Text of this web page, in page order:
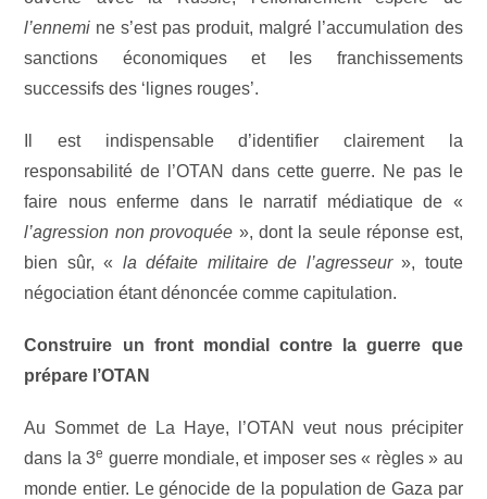
l’ennemi ne s’est pas produit, malgré l’accumulation des
sanctions économiques et les franchissements
successifs des ‘lignes rouges’.
Il est indispensable d’identifier clairement la
responsabilité de l’OTAN dans cette guerre. Ne pas le
faire nous enferme dans le narratif médiatique de «
l’agression non provoquée », dont la seule réponse est,
bien sûr, « la défaite militaire de l’agresseur», toute
négociation étant dénoncée comme capitulation.
Construire un front mondial contre la guerre que
prépare l’OTAN
Au Sommet de La Haye, l’OTAN veut nous précipiter
dans la 3e guerre mondiale, et imposer ses « règles » au
monde entier. Le génocide de la population de Gaza par